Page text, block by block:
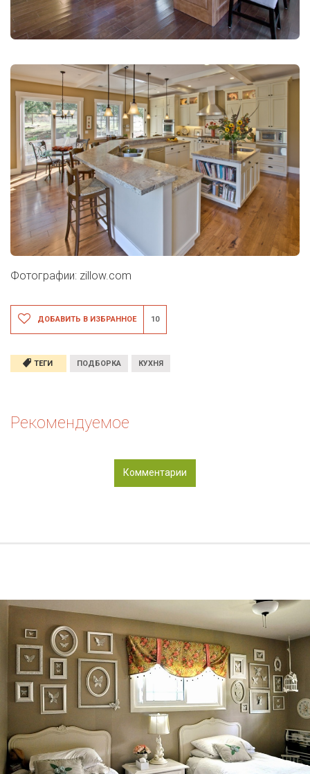
Фотографии: zillow.com
ДОБАВИТЬ В ИЗБРАННОЕ 10
ТЕГИ ПОДБОРКА КУХНЯ
Рекомендуемое
Комментарии